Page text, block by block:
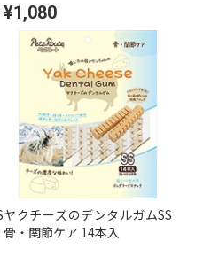
¥1,080
ヤクチーズのデンタルガムSS
骨・関節ケア 14本入